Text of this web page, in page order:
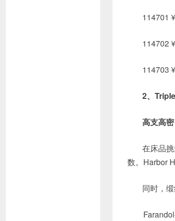
114701
114702
114703
2、
高支高
在床品
数。Harbor
同时，
Farandole